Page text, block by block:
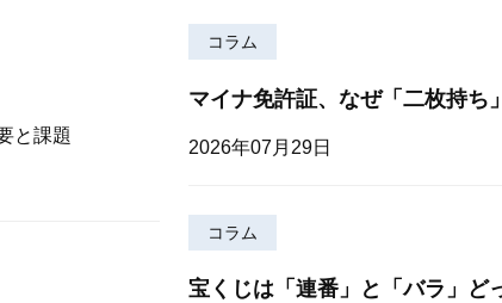
と課題
コラム
マイナ免許証、なぜ「二枚持ち
2026年07月29日
コラム
宝くじは「連番」と「バラ」ど